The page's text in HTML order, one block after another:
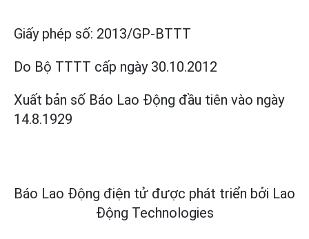
Giấy phép số: 2013/GP-BTTT
Do Bộ TTTT cấp ngày 30.10.2012
Xuất bản số Báo Lao Động đầu tiên vào ngày
14.8.1929
Báo Lao Động điện tử được phát triển bởi Lao
Động Technologies